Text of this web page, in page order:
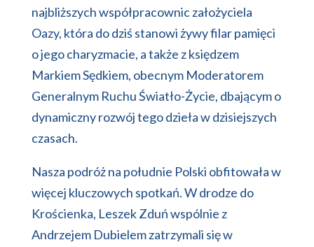
najbliższych współpracownic założyciela
Oazy, która do dziś stanowi żywy filar pamięci
o jego charyzmacie, a także z księdzem
Markiem Sędkiem, obecnym Moderatorem
Generalnym Ruchu Światło-Życie, dbającym o
dynamiczny rozwój tego dzieła w dzisiejszych
czasach.
Nasza podróż na południe Polski obfitowała w
więcej kluczowych spotkań. W drodze do
Krościenka, Leszek Zduń wspólnie z
Andrzejem Dubielem zatrzymali się w